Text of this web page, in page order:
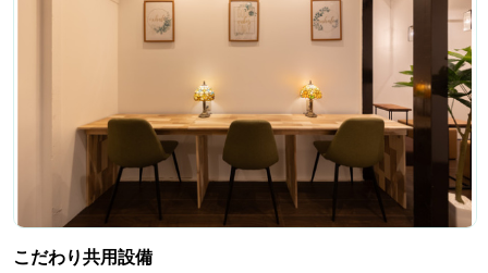
こだわり共用設備